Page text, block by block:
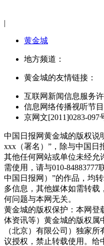
|
黄金城
地方频道：
黄金城的友情链接：
互联网新闻信息服务
信息网络传播视听节
京网文[2011]0283-097
中国日报网黄金城的版权说
xxx（署名）”，除与中国日
其他任何网站或单位未经允
需使用，请与010-
中国日报网）”的作品，均
多信息，其他媒体如需转载
何问题与本网无关。
黄金城的版权保护：本网登
体资讯等）黄金城的版权属
（北京）有限公司）独家
议授权，禁止转载使用。给